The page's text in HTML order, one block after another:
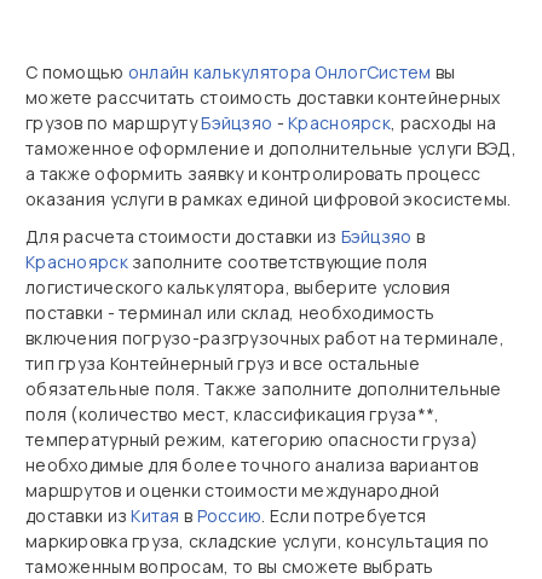
С помощью онлайн калькулятора ОнлогСистем вы
можете рассчитать стоимость доставки контейнерных
грузов по маршрутуБэйцзяо -Красноярск, расходы на
таможенное оформление и дополнительные услуги ВЭД,
а также оформить заявку и контролировать процесс
оказания услуги в рамках единой цифровой экосистемы.
Для расчета стоимости доставки из Бэйцзяо в
Красноярскзаполните соответствующие поля
логистического калькулятора, выберите условия
поставки - терминал или склад, необходимость
включения погрузо-разгрузочных работ на терминале,
тип груза Контейнерный груз и все остальные
обязательные поля. Также заполните дополнительные
поля (количество мест, классификация груза**,
температурный режим, категорию опасности груза)
необходимые для более точного анализа вариантов
маршрутов и оценки стоимости международной
доставки изКитая в Россию. Если потребуется
маркировка груза, складские услуги, консультация по
таможенным вопросам, то вы сможете выбрать